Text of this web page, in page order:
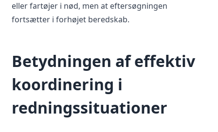
eller fartøjer i nød, men at eftersøgningen
fortsætter i forhøjet beredskab.
Betydningen af effektiv
koordinering i
redningssituationer